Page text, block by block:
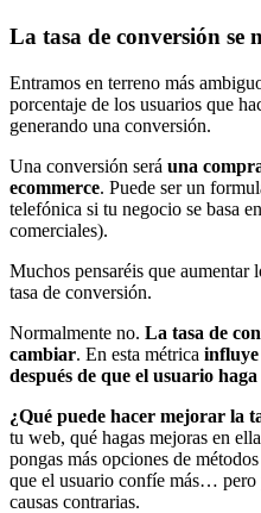
La tasa de conversión se
Entramos en terreno más
porcentaje de los usuarios que
generando una conversión.
Una conversión será una
ecommerce. Puede ser un
telefónica si tu negocio se basa
comerciales).
Muchos pensaréis que aumentar
tasa de conversión.
Normalmente no. La tasa de
cambiar. En esta métrica influye
después de que el usuario
¿Qué puede hacer mejorar la
tu web, qué hagas mejoras en
pongas más opciones de
que el usuario confíe más… pero
causas contrarias.